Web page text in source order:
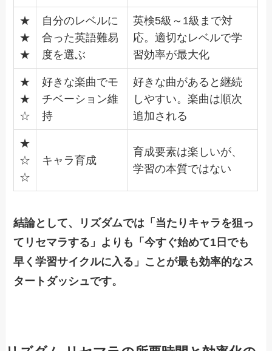
★
★
★
自分のレベルに
合った英語難易
度を選ぶ
英検5級～1級まで対
応。適切なレベルで学
習効率が最大化
★
★
☆
好きな楽曲でモ
チベーション維
持
好きな曲があると継続
しやすい。楽曲は順次
追加される
★
☆
☆
キャラ育成
育成要素は楽しいが、
学習の本質ではない
結論として、リズダムでは「当たりキャラを狙っ
てリセマラする」よりも「今すぐ始めて1日でも
早く学習サイクルに入る」ことが最も効率的なス
タートダッシュです。